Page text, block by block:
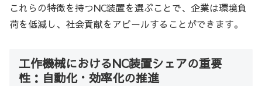
これらの特徴を持つNC装置を選ぶことで、企業は環境負
荷を低減し、社会貢献をアピールすることができます。
工作機械におけるNC装置シェアの重要
性：自動化・効率化の推進